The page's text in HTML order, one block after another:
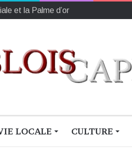
LOCALE CULTURE